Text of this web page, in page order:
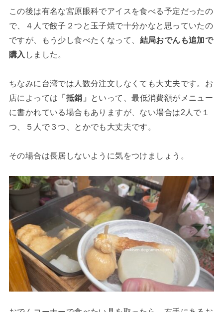
この後は有名な宮原眼科でアイスを食べる予定だったの
で、４人で餃子２つと玉子焼で十分かなと思っていたの
ですが、もう少し食べたくなって、 結局おでんも追加で
購入 しました。
ちなみに台湾では人数分注文しなくても大丈夫です。お
店によっては 「抵銷」
といって、最低消費額がメニュー
に書かれている場合もありますが、ない場合は2人で１
つ、５人で３つ、とかでも大丈夫です。
その場合は長居しないように気をつけましょう。